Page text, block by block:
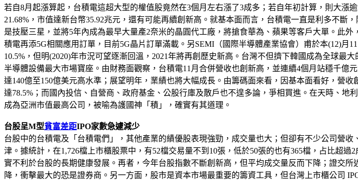
若自8月起漲算起，台積電這超大型的權值股竟然在3個月左右漲了3成多；若自年初計算，則大漲
21.68%，市值達新台幣35.92兆元，還有可能再續創新高。就基本面而言，台積電一直是利多不
是技壓三星，並將5年內成為最早大量產2奈米的晶圓代工廠，將搶食華為、蘋果等客戶大單。此
積電再添5G相關應用訂單，目前5G晶片訂單滿載。另SEMI（國際半導體產業協會）甫於本(12)
10.5%，但明(2020)年市況可望逐漸回溫，2021年將再創歷史新高。台灣不但擠下韓國成為全球
半導體設備最大市場寶座。由財務面觀察，台積電11月合併營收也創新高，並連續4個月站穩千
達140億至150億美元高水準；展望明年，業績也將大幅成長。由籌碼面來看，因基本面看好，營
達78.5%；而國內投信、自營商、政府基金、公股行庫及散戶也不遑多論，爭相買進。在天時、
成為亞洲市值最高公司，被喻為護國神「積」，確實有其道理。
台股呈M型貧富差距IPO家數急遽減少
台股中的台積電及「台積電們」，其他產業的績優股表現強勁，成交量也大；但卻有不少公司營
津。據統計，在1,726檔上市櫃股票中，有52檔交易量不到10張，低於50張的也有365檔，占比超
實不利於台股的長期健康發展。再者，今年台股指數不斷創新高，但平均成交量反而下降；證交
降，衝擊最大的恐是證券商。另一方面，股市是資本市場最重要的籌資工具，但台灣上市櫃公司